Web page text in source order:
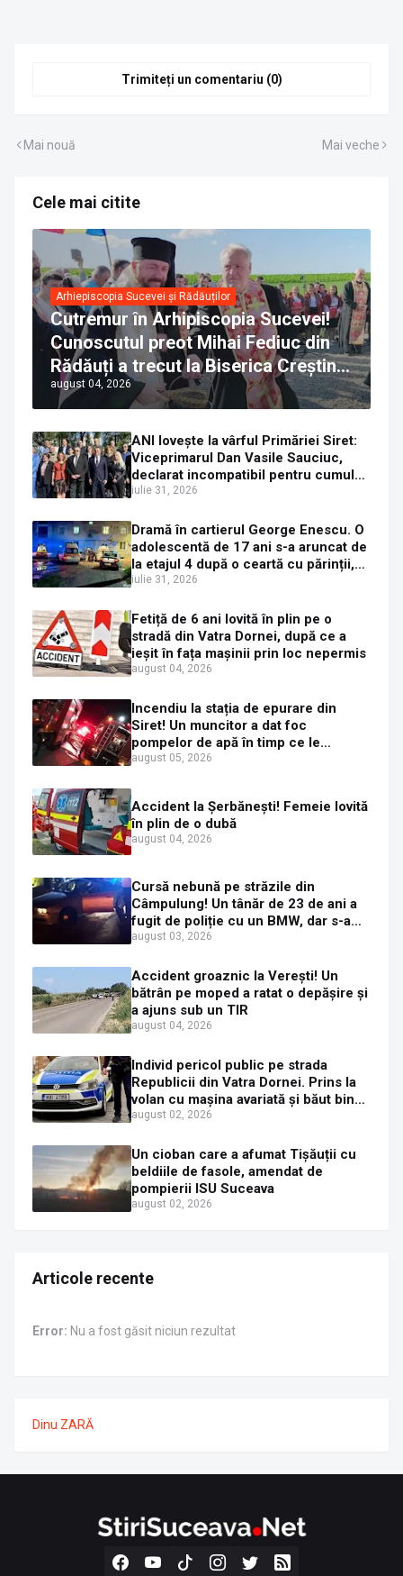
Trimiteți un comentariu (0)
Mai nouă Mai veche
Cele mai citite
Arhiepiscopia Sucevei și Rădăuților
Cutremur în Arhipiscopia Sucevei!
Cunoscutul preot Mihai Fediuc din
Rădăuți a trecut la Biserica Creștină
Ortodoxă Valahă. ÎPS Calinic anunță
că îi pregătește judecata canonică
august 04, 2026
ANI lovește la vârful Primăriei Siret:
Viceprimarul Dan Vasile Sauciuc,
declarat incompatibil pentru cumul
de funcții
iulie 31, 2026
Dramă în cartierul George Enescu. O
adolescentă de 17 ani s-a aruncat de
la etajul 4 după o ceartă cu părinții,
pe fondul consumului de alcool în
iulie 31, 2026
Fetiță de 6 ani lovită în plin pe o
stradă din Vatra Dornei, după ce a
ieșit în fața mașinii prin loc nepermis
august 04, 2026
Incendiu la stația de epurare din
Siret! Un muncitor a dat foc
pompelor de apă în timp ce le
alimenta cu combustibil
august 05, 2026
Accident la Șerbănești! Femeie lovită
în plin de o dubă
august 04, 2026
Cursă nebună pe străzile din
Câmpulung! Un tânăr de 23 de ani a
fugit de poliție cu un BMW, dar s-a
oprit într-un gard de pe strada
august 03, 2026
Accident groaznic la Verești! Un
bătrân pe moped a ratat o depășire și
a ajuns sub un TIR
august 04, 2026
Individ pericol public pe strada
Republicii din Vatra Dornei. Prins la
volan cu mașina avariată și băut bine,
în plină zi
august 02, 2026
Un cioban care a afumat Tișăuții cu
beldiile de fasole, amendat de
pompierii ISU Suceava
august 02, 2026
Articole recente
Error: Nu a fost găsit niciun rezultat
Dinu ZARĂ